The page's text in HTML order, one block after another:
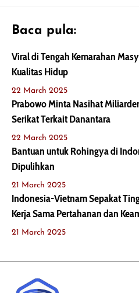
Baca pula:
Viral di Tengah Kemarahan
Kualitas Hidup
22 March 2025
Prabowo Minta Nasihat
Serikat Terkait Danantara
22 March 2025
Bantuan untuk Rohingya di
Dipulihkan
21 March 2025
Indonesia-Vietnam Sepakat
Kerja Sama Pertahanan dan
21 March 2025